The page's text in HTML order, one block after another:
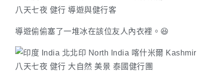
導遊偷偷塞了一堆冰在該位友人內衣裡。😆